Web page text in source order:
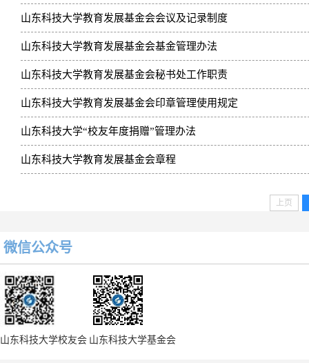
山东科技大学教育发展基金会会议及记录制度
山东科技大学教育发展基金会基金管理办法
山东科技大学教育发展基金会秘书处工作职责
山东科技大学教育发展基金会印章管理使用规定
山东科技大学“校友年度捐赠”管理办法
山东科技大学教育发展基金会章程
上页
微信公众号
山东科技大学校友会 山东科技大学基金会